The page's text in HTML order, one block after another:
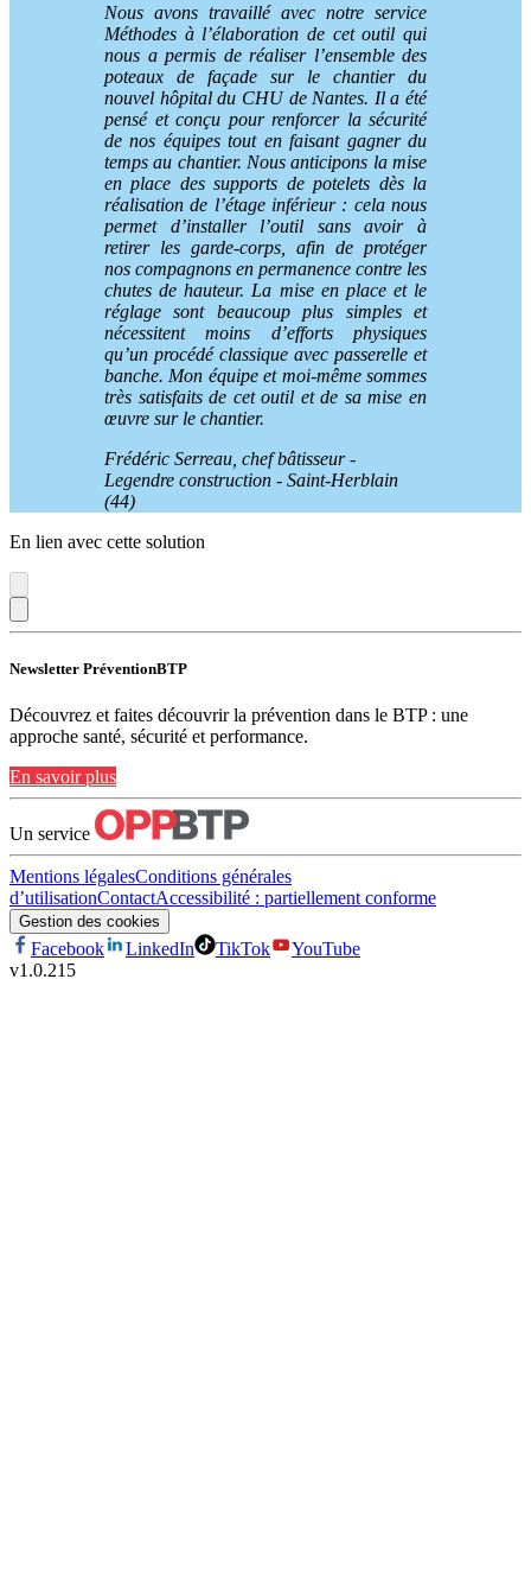
Nous avons travaillé avec notre service
Méthodes à l’élaboration de cet outil qui
nous a permis de réaliser l’ensemble des
poteaux de façade sur le chantier du
nouvel hôpital du CHU de Nantes. Il a été
pensé et conçu pour renforcer la sécurité
de nos équipes tout en faisant gagner du
temps au chantier. Nous anticipons la mise
en place des supports de potelets dès la
réalisation de l’étage inférieur : cela nous
permet d’installer l’outil sans avoir à
retirer les garde-corps, afin de protéger
nos compagnons en permanence contre les
chutes de hauteur. La mise en place et le
réglage sont beaucoup plus simples et
nécessitent moins d’efforts physiques
qu’un procédé classique avec passerelle et
banche. Mon équipe et moi-même sommes
très satisfaits de cet outil et de sa mise en
œuvre sur le chantier.
Frédéric Serreau, chef bâtisseur -
Legendre construction - Saint-Herblain
(44)
En lien avec cette solution
Newsletter PréventionBTP
Découvrez et faites découvrir la prévention dans le BTP : une
approche santé, sécurité et performance.
En savoir plus
Un service
Mentions légalesConditions générales
d’utilisationContactAccessibilité : partiellement conforme
Gestion des cookies
Facebook LinkedIn TikTok
YouTube
v1.0.215